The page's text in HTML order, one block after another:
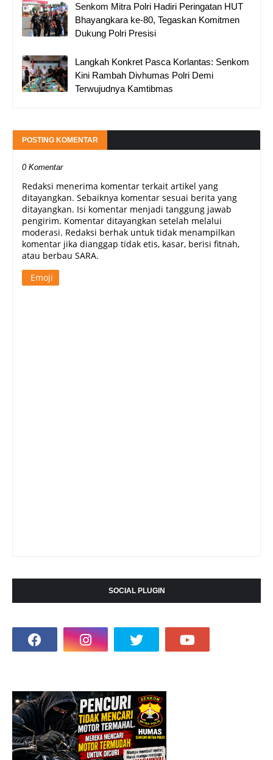
Senkom Mitra Polri Hadiri Peringatan HUT
Bhayangkara ke-80, Tegaskan Komitmen
Dukung Polri Presisi
Langkah Konkret Pasca Korlantas: Senkom
Kini Rambah Divhumas Polri Demi
Terwujudnya Kamtibmas
POSTING KOMENTAR
0 Komentar
Redaksi menerima komentar terkait artikel yang
ditayangkan. Sebaiknya komentar sesuai berita yang
ditayangkan. Isi komentar menjadi tanggung jawab
pengirim. Komentar ditayangkan setelah melalui
moderasi. Redaksi berhak untuk tidak menampilkan
komentar jika dianggap tidak etis, kasar, berisi fitnah,
atau berbau SARA.
Emoji
SOCIAL PLUGIN